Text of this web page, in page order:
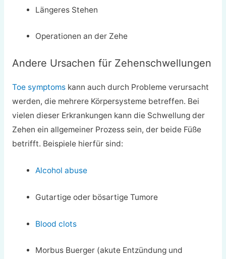
Längeres Stehen
Operationen an der Zehe
Andere Ursachen für Zehenschwellungen
Toe symptomskann auch durch Probleme verursacht
werden, die mehrere Körpersysteme betreffen. Bei
vielen dieser Erkrankungen kann die Schwellung der
Zehen ein allgemeiner Prozess sein, der beide Füße
betrifft. Beispiele hierfür sind:
Alcohol abuse
Gutartige oder bösartige Tumore
Blood clots
Morbus Buerger (akute Entzündung und